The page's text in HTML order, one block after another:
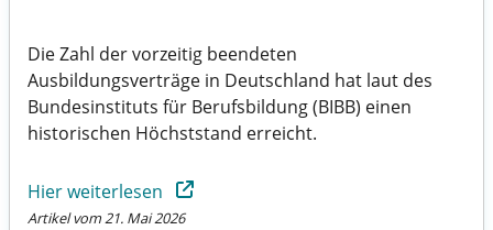
Die Zahl der vorzeitig beendeten
Ausbildungsverträge in Deutschland hat laut des
Bundesinstituts für Berufsbildung (BIBB) einen
historischen Höchststand erreicht.
Hier weiterlesen
Artikel vom 21. Mai 2026